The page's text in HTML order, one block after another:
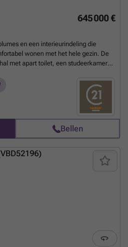
645 000 €
en een interieurindeling die
wonen met het hele gezin. De
met apart toilet, een studeerkamer,
Een bijkeuken maakt dit niveau
heeft 4 slaapkamers, een nachthal,
een badkamer en een tweede
biedt een extra slaapkamer en een
huis ligt in een grote tuin met
ook een carport en parkeerruimte
Bellen